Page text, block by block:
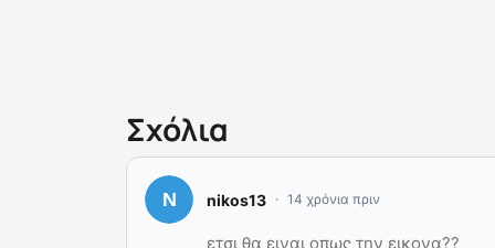
Σχόλια
nikos13 14 χρόνια πριν
ετσι θα ειναι οπως την εικονα??